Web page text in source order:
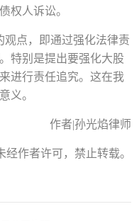
权人诉讼。
观点，即通过强化法律责
特别是提出要强化大股
进行责任追究。这在我
义。
作者|孙光焰律师
经作者许可，禁止转载。